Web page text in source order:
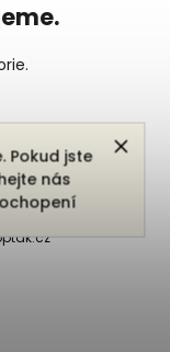
Pokud jste
nás
vyhrazena.